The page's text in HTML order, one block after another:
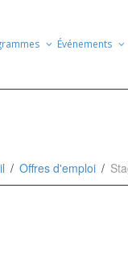
Événements
Offres d'emploi